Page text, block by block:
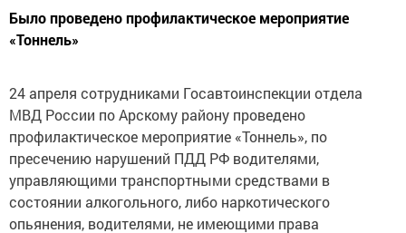
Было проведено профилактическое мероприятие
«Тоннель»
24 апреля сотрудниками Госавтоинспекции отдела
МВД России по Арскому району проведено
профилактическое мероприятие «Тоннель», по
пресечению нарушений ПДД РФ водителями,
управляющими транспортными средствами в
состоянии алкогольного, либо наркотического
опьянения, водителями, не имеющими права